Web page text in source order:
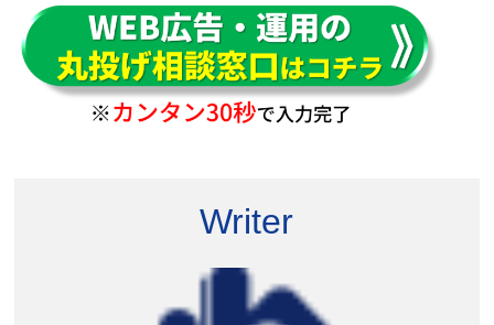
Writer